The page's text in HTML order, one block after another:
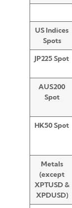
US Indices
Spots
JP225 Spot
AUS200
Spot
HK50 Spot
Metals
(except
XPTUSD &
XPDUSD)